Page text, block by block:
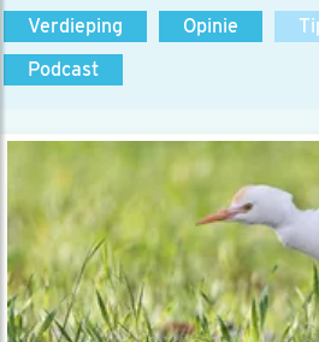
Verdieping
Opinie
Podcast